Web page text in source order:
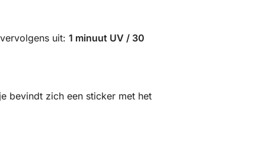
uit: 1 minuut UV / 30
bevindt zich een sticker met het